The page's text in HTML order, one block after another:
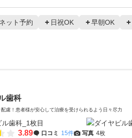
ット予約 日祝OK 早朝OK
歯科
慮！患者様が安心して治療を受けられるよう日々尽力
3.89 口コミ 15件 写真 4枚